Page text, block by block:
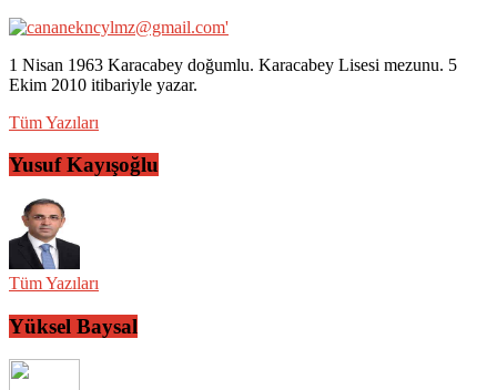
1 Nisan 1963 Karacabey doğumlu. Karacabey Lisesi mezunu. 5
Ekim 2010 itibariyle yazar.
Tüm Yazıları
Yusuf Kayışoğlu
Tüm Yazıları
Yüksel Baysal